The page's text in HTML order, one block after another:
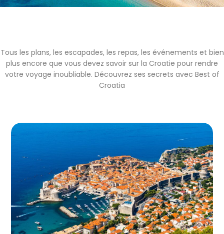
Tous les plans, les escapades, les repas, les événements et bien
plus encore que vous devez savoir sur la Croatie pour rendre
votre voyage inoubliable. Découvrez ses secrets avec Best of
Croatia